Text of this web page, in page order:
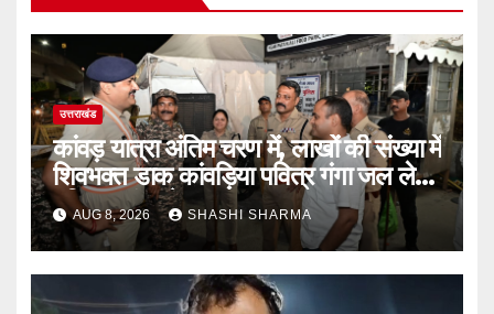
उत्तराखंड
कांवड़ यात्रा अंतिम चरण में, लाखों की संख्या में
शिवभक्त डाक कांवड़िया पवित्र गंगा जल लेने
हरिद्वार पहुंच रहे
AUG 8, 2026 SHASHI SHARMA